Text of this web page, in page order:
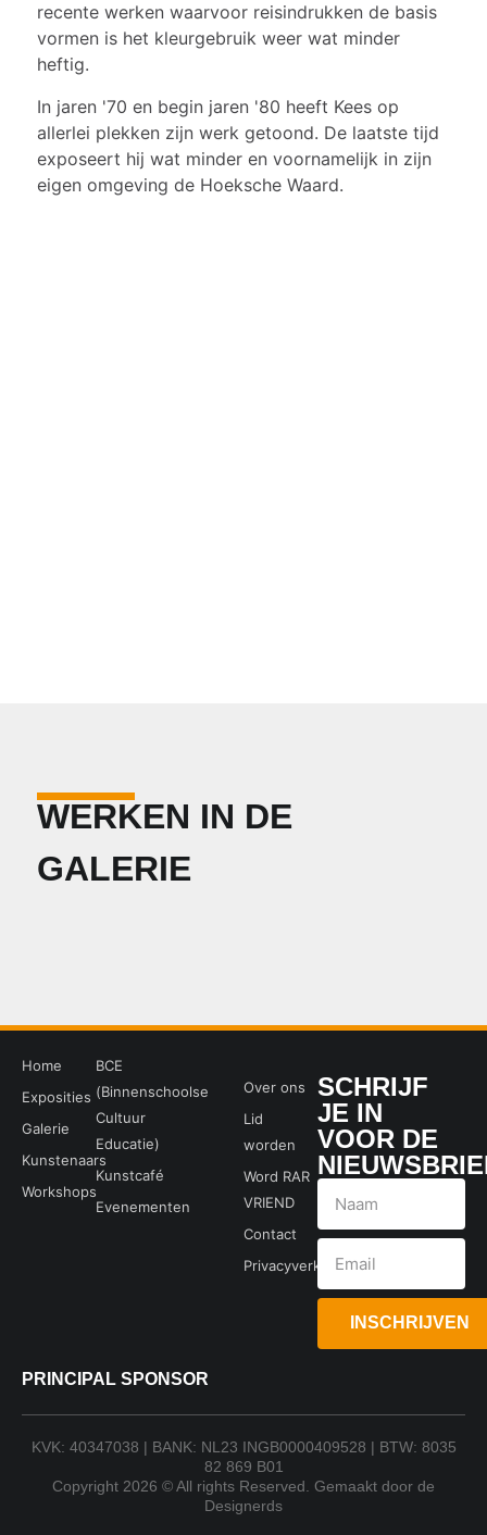
recente werken waarvoor reisindrukken de basis
vormen is het kleurgebruik weer wat minder
heftig.
In jaren '70 en begin jaren '80 heeft Kees op
allerlei plekken zijn werk getoond. De laatste tijd
exposeert hij wat minder en voornamelijk in zijn
eigen omgeving de Hoeksche Waard.
WERKEN IN DE
GALERIE
Home
Exposities
Galerie
Kunstenaars
Workshops
BCE
(Binnenschoolse
Cultuur
Educatie)
Kunstcafé
Evenementen
Over ons
Lid
worden
Word RAR
VRIEND
Contact
Privacyverklaring
SCHRIJF
JE IN
VOOR DE
INSCHRIJVEN
PRINCIPAL SPONSOR
KVK: 40347038 | BANK: NL23 INGB0000409528 | BTW: 8035
82 869 B01
Copyright 2026 © All rights Reserved. Gemaakt door de
Designerds